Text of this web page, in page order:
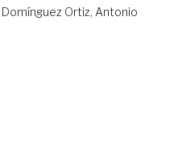
Domínguez Ortiz, Antonio